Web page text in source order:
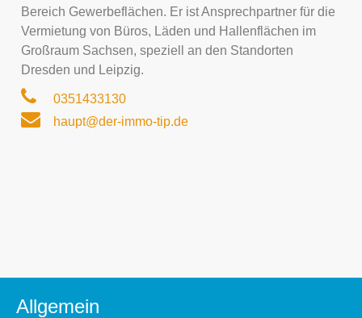
Bereich Gewerbeflächen. Er ist Ansprechpartner für die
Vermietung von Büros, Läden und Hallenflächen im
Großraum Sachsen, speziell an den Standorten
Dresden und Leipzig.
0351433130
haupt@der-immo-tip.de
Allgemein